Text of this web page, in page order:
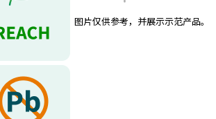
图片仅供参考，并展示示范产品。